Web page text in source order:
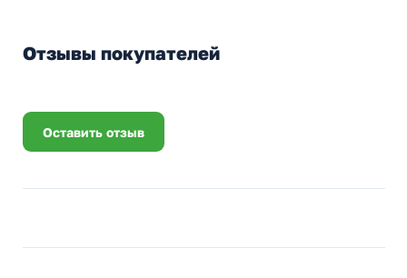
Отзывы покупателей
Оставить отзыв